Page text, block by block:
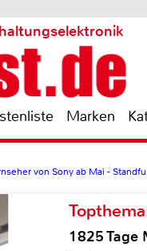
Marken
von Sony ab Mai -
1825 Tage